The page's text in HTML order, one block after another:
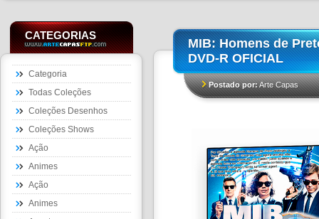
CATEGORIAS
Categoria
Todas Coleções
Coleções Desenhos
Coleções Shows
Ação
Animes
Ação
Animes
MIB: Homens de
DVD-R OFICIAL
Postado por:Arte Capas